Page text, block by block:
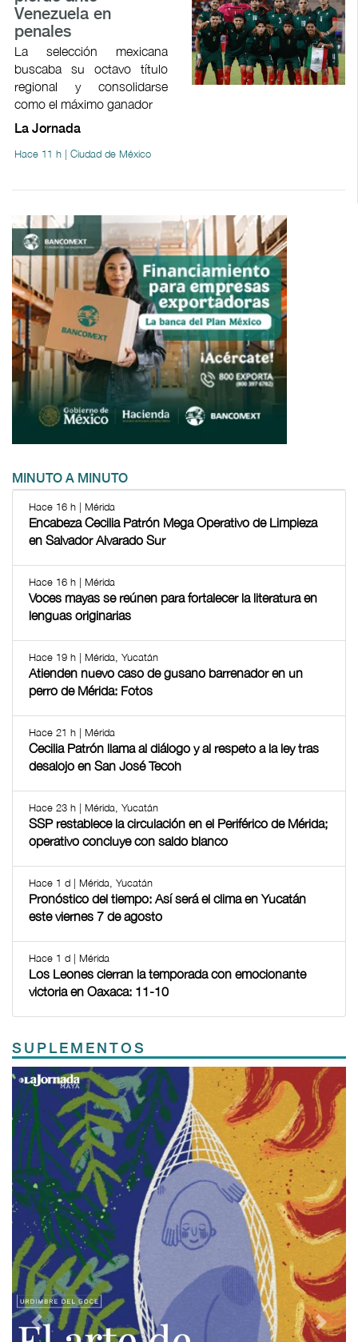
Venezuela en
penales
La selección mexicana
buscaba su octavo título
regional y consolidarse
como el máximo ganador
La Jornada
Hace 11 h | Ciudad de México
MINUTO A MINUTO
Hace 16 h | Mérida
Encabeza Cecilia Patrón Mega Operativo de Limpieza
en Salvador Alvarado Sur
Hace 16 h | Mérida
Voces mayas se reúnen para fortalecer la literatura en
lenguas originarias
Hace 19 h | Mérida, Yucatán
Atienden nuevo caso de gusano barrenador en un
perro de Mérida: Fotos
Hace 21 h | Mérida
Cecilia Patrón llama al diálogo y al respeto a la ley tras
desalojo en San José Tecoh
Hace 23 h | Mérida, Yucatán
SSP restablece la circulación en el Periférico de Mérida;
operativo concluye con saldo blanco
Hace 1 d | Mérida, Yucatán
Pronóstico del tiempo: Así será el clima en Yucatán
este viernes 7 de agosto
Hace 1 d | Mérida
Los Leones cierran la temporada con emocionante
victoria en Oaxaca: 11-10
SUPLEMENTOS
Previous Next